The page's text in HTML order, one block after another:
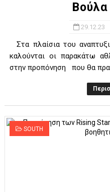
29.12.23
Στα πλαίσια του
καλούνται οι παρακάτω
στην προπόνηση που θα
SOUTH